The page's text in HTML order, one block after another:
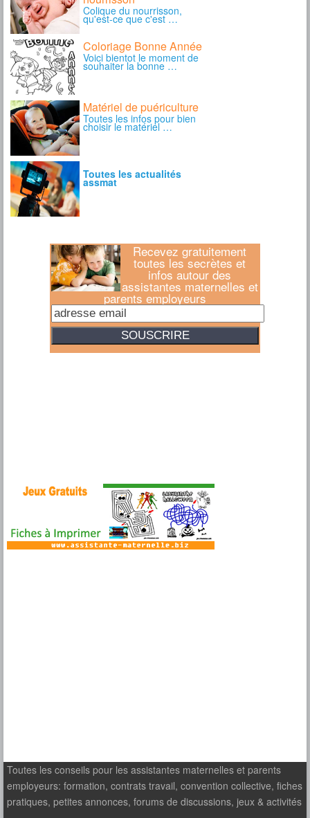
Recevez gratuitement
toutes les secrètes et
infos autour des
assistantes maternelles et
parents employeurs
Toutes les conseils pour les assistantes maternelles et parents
employeurs: formation, contrats travail, convention collective, fiches
pratiques, petites annonces, forums de discussions, jeux & activités